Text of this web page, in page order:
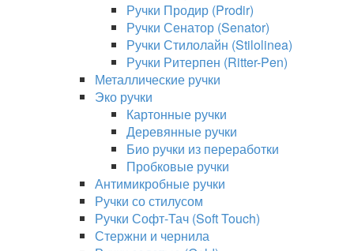
Ручки Продир (Prodir)
Ручки Сенатор (Senator)
Ручки Стилолайн (Stilolinea)
Ручки Ритерпен (Ritter-Pen)
Металлические ручки
Эко ручки
Картонные ручки
Деревянные ручки
Био ручки из переработки
Пробковые ручки
Антимикробные ручки
Ручки со стилусом
Ручки Софт-Тач (Soft Touch)
Стержни и чернила